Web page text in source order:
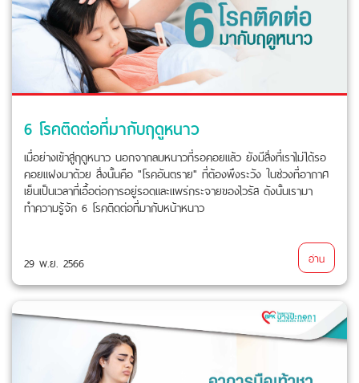
6 โรคติดต่อที่มากับฤดูหนาว
เมื่อย่างเข้าสู่ฤดูหนาว นอกจากลมหนาวที่รอคอยแล้ว ยังมีสิ่งที่เราไม่ได้รอ
คอยแฝงมาด้วย สิ่งนั้นคือ "โรคอันตราย" ที่ต้องพึงระวัง ในช่วงที่อากาศ
เย็นเป็นเวลาที่เอื้อต่อการอยู่รอดและแพร่กระจายของไวรัส ดังนั้นเรามา
ทำความรู้จัก 6 โรคติดต่อที่มากับหน้าหนาว
29 พ.ย. 2566 อ่าน